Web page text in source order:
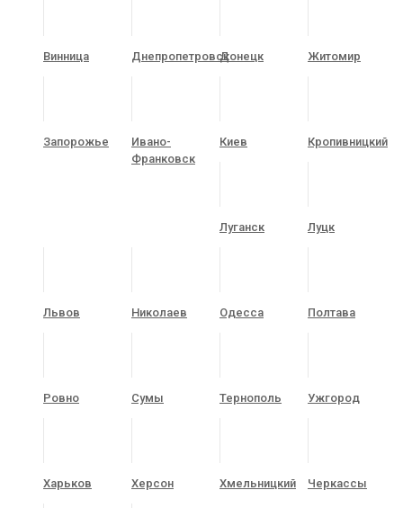
Винница ДнепропетровскДонецк Житомир
Запорожье
Ивано-
Франковск
Киев Кропивницкий
Луганск Луцк
Львов Николаев Одесса Полтава
Ровно Сумы Тернополь Ужгород
Харьков Херсон Хмельницкий Черкассы